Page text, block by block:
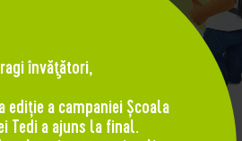
învăţători,
ediție a campaniei Școala
Tedi a ajuns la final.
în